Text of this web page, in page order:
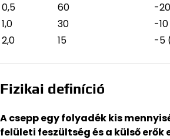
0,5
60
-
1,0
30
-
2,0
15 -5
Fizikai definíció
A csepp egy folyadék kis
felületi feszültség és a külső erők